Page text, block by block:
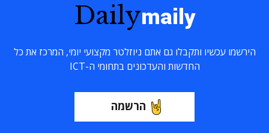
Dailymaily
הירשמו עכשיו ותקבלו גם אתם ניוזלטר מקצועי יומי, המרכז את כל
החדשות והעדכונים בתחומי ה-ICT
הרשמה